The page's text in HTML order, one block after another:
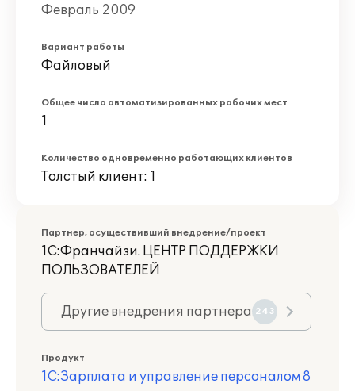
Февраль 2009
Вариант работы
Файловый
Общее число автоматизированных рабочих мест
1
Количество одновременно работающих клиентов
Толстый клиент: 1
Партнер, осуществивший внедрение/проект
1С:Франчайзи. ЦЕНТР ПОДДЕРЖКИ
ПОЛЬЗОВАТЕЛЕЙ
Другие внедрения партнера 243
Продукт
1С:Зарплата и управление персоналом 8